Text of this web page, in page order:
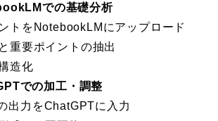
での基礎分析
トをNotebookLMにアップロード
重要ポイントの抽出
造化
での加工・調整
出力をChatGPTに入力